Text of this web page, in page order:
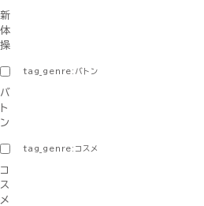
新
体
操
tag_genre:バトン
バ
ト
ン
tag_genre:コスメ
コ
ス
メ